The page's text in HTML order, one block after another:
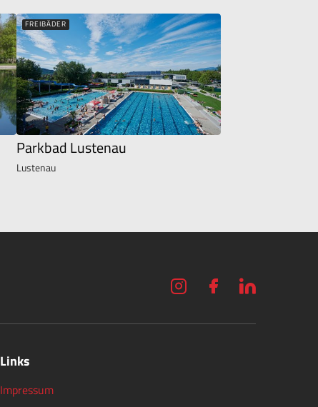
FREIBÄDER
Parkbad Lustenau
Lustenau
Links
Impressum